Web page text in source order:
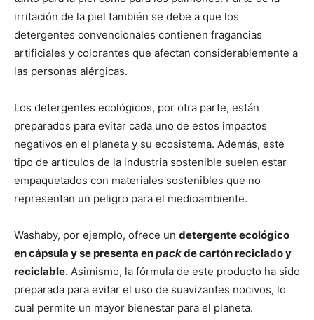
irritación de la piel también se debe a que los
detergentes convencionales contienen fragancias
artificiales y colorantes que afectan considerablemente a
las personas alérgicas.
Los detergentes ecológicos, por otra parte, están
preparados para evitar cada uno de estos impactos
negativos en el planeta y su ecosistema. Además, este
tipo de artículos de la industria sostenible suelen estar
empaquetados con materiales sostenibles que no
representan un peligro para el medioambiente.
Washaby, por ejemplo, ofrece un detergente ecológico
en cápsula y se presenta enpackde cartón reciclado y
reciclable. Asimismo, la fórmula de este producto ha sido
preparada para evitar el uso de suavizantes nocivos, lo
cual permite un mayor bienestar para el planeta.